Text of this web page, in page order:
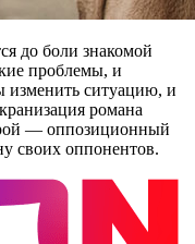
до боли знакомой
проблемы, и
изменить ситуацию, и
романа
— оппозиционный
своих оппонентов.